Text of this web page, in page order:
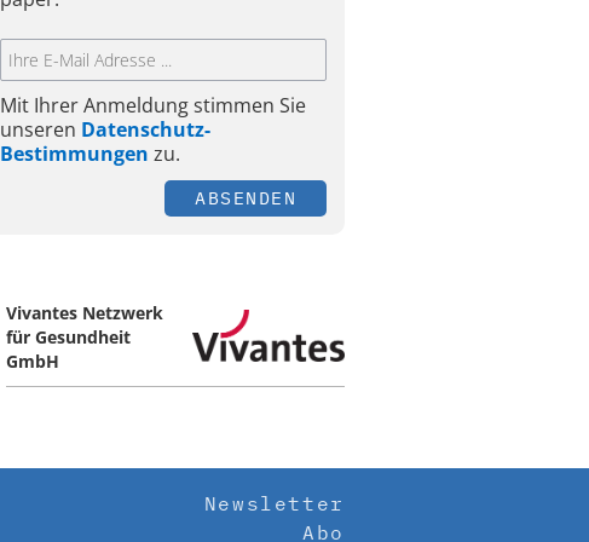
Mit Ihrer Anmeldung stimmen Sie
unseren Datenschutz-
Bestimmungen zu.
ABSENDEN
Vivantes Netzwerk
für Gesundheit
GmbH
Newsletter
Abo